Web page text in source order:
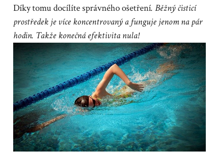
Díky tomu docílíte správného ošetření. Běžný čisticí
prostředek je více koncentrovaný a funguje jenom na pár
hodin. Takže konečná efektivita nula!